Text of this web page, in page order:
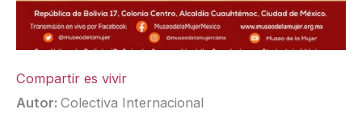
Compartir es vivir
Autor: Colectiva Internacional